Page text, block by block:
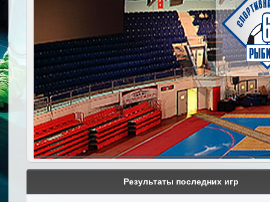
Результаты последних игр